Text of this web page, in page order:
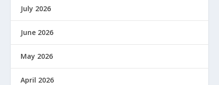
July 2026
June 2026
May 2026
April 2026